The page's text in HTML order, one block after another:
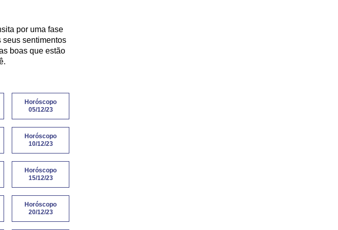
por uma fase
seus sentimentos
boas que estão
Horóscopo
05/12/23
Horóscopo
10/12/23
Horóscopo
15/12/23
Horóscopo
20/12/23